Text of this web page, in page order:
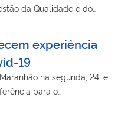
da Qualidade e do
experiência
19
na segunda, 24, e
para o